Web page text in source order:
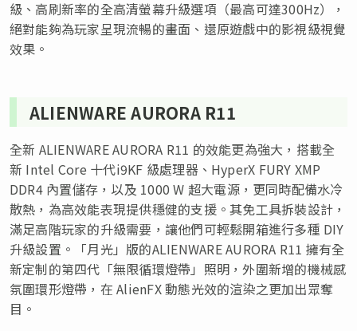
級、高刷新率的全高清螢幕升級選項（最高可達300Hz），
絕對能夠為玩家呈現流暢的畫面、還原遊戲中的影視級視覺
效果。
ALIENWARE AURORA R11
全新 ALIENWARE AURORA R11 的效能更為強大，搭載全
新 Intel Core 十代i9KF 級處理器、HyperX FURY XMP
DDR4 內置儲存，以及 1000 W 超大電源，更同時配備水冷
散熱，為高效能表現提供穩健的支援。其免工具拆裝設計，
滿足高階玩家的升級需要，讓他們可輕鬆開箱進行多種 DIY
升級設置。「月光」版的ALIENWARE AURORA R11 擁有全
新定制的第四代「無限循環燈帶」照明，外圍新增的機械感
氛圍環形燈帶，在 AlienFX 動態光效的渲染之更加出眾奪
目。